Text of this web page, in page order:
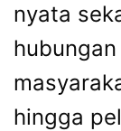
nyata
hingga